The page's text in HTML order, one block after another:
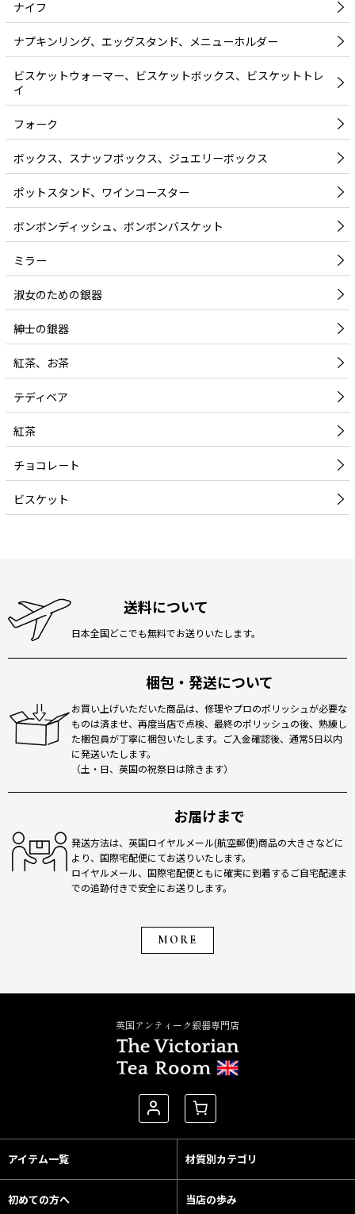
ナイフ
ナプキンリング、エッグスタンド、メニューホルダー
ビスケットウォーマー、ビスケットボックス、ビスケットトレ
イ
フォーク
ボックス、スナッフボックス、ジュエリーボックス
ポットスタンド、ワインコースター
ボンボンディッシュ、ボンボンバスケット
ミラー
淑女のための銀器
紳士の銀器
紅茶、お茶
テディベア
紅茶
チョコレート
ビスケット
送料について
日本全国どこでも無料でお送りいたします。
梱包・発送について
お買い上げいただいた商品は、修理やプロのポリッシュが必要な
ものは済ませ、再度当店で点検、最終のポリッシュの後、熟練し
た梱包員が丁寧に梱包いたします。ご入金確認後、通常5日以内
に発送いたします。
（土・日、英国の祝祭日は除きます）
お届けまで
発送方法は、英国ロイヤルメール(航空郵便)商品の大きさなどに
より、国際宅配便にてお送りいたします。
ロイヤルメール、国際宅配便ともに確実に到着するご自宅配達ま
での追跡付きで安全にお送りします。
MORE
英国アンティーク銀器専門店
アイテム一覧 材質別カテゴリ
初めての方へ 当店の歩み